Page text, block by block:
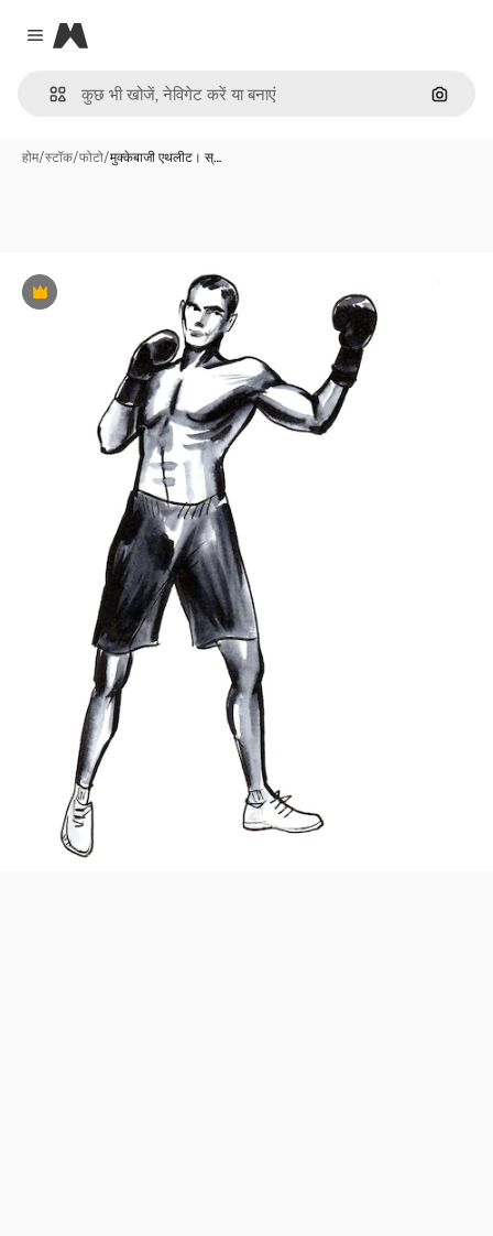
Close menu
Magnific
इमेज से
होम/स्टॉक/फोटो/मुक्केबाजी एथलीट। स्…
Premium